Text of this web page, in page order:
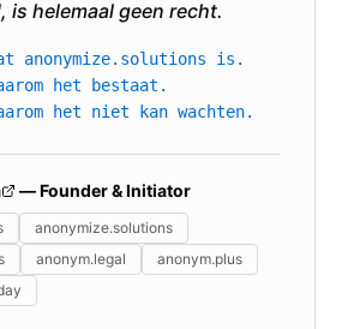
is helemaal geen recht.
anonymize.solutions is.
het bestaat.
het niet kan wachten.
— Founder & Initiator
anonymize.solutions
anonym.legal
anonym.plus